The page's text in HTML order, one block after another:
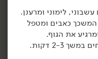
יח׳
34.90
פניני יסמין - 't-shape'
50 גרם
69.80 ₪ ל-100 גרם
לימוני ומרענן.
כאבים ומטפל
את הגוף.
2-3 דקות.